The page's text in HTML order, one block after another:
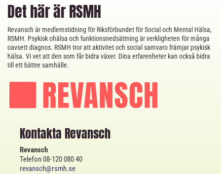
Det här är RSMH
Revansch är medlemstidning för Riksförbundet för Social och Mental Hälsa,
RSMH. Psykisk ohälsa och funktionsnedsättning är verkligheten för många
oavsett diagnos. RSMH tror att aktivitet och social samvaro främjar psykisk
hälsa. Vi vet att den som får bidra växer. Dina erfarenheter kan också bidra
till ett bättre samhälle.
Kontakta Revansch
Revansch
Telefon 08-120 080 40
revansch@rsmh.se